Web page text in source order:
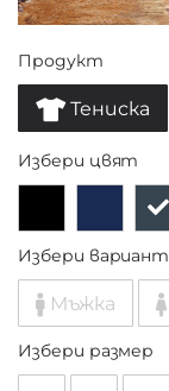
Продукт
Тениска
Избери цвят
Избери вариант
Мъжка
Избери размер